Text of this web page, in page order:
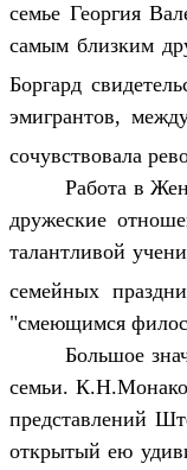
семье Георгия
самым близким
Боргард
эмигрантов,
сочувствовала
Работа в
дружеские
талантливой
семейных
"смеющимся
Большое
семьи.
представлений
открытый ею